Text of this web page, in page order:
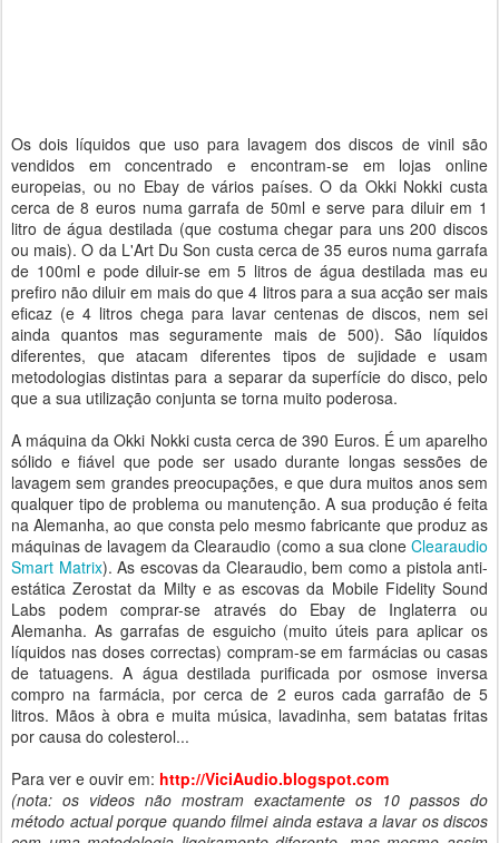
Os dois líquidos que uso para lavagem dos discos de vinil são
vendidos em concentrado e encontram-se em lojas online
europeias, ou no Ebay de vários países. O da Okki Nokki custa
cerca de 8 euros numa garrafa de 50ml e serve para diluir em 1
litro de água destilada (que costuma chegar para uns 200 discos
ou mais). O da L'Art Du Son custa cerca de 35 euros numa garrafa
de 100ml e pode diluir-se em 5 litros de água destilada mas eu
prefiro não diluir em mais do que 4 litros para a sua acção ser mais
eficaz (e 4 litros chega para lavar centenas de discos, nem sei
ainda quantos mas seguramente mais de 500). São líquidos
diferentes, que atacam diferentes tipos de sujidade e usam
metodologias distintas para a separar da superfície do disco, pelo
que a sua utilização conjunta se torna muito poderosa.
A máquina da Okki Nokki custa cerca de 390 Euros. É um aparelho
sólido e fiável que pode ser usado durante longas sessões de
lavagem sem grandes preocupações, e que dura muitos anos sem
qualquer tipo de problema ou manutenção. A sua produção é feita
na Alemanha, ao que consta pelo mesmo fabricante que produz as
máquinas de lavagem da Clearaudio (como a sua clone Clearaudio
Smart Matrix). As escovas da Clearaudio, bem como a pistola anti-
estática Zerostat da Milty e as escovas da Mobile Fidelity Sound
Labs podem comprar-se através do Ebay de Inglaterra ou
Alemanha. As garrafas de esguicho (muito úteis para aplicar os
líquidos nas doses correctas) compram-se em farmácias ou casas
de tatuagens. A água destilada purificada por osmose inversa
compro na farmácia, por cerca de 2 euros cada garrafão de 5
litros. Mãos à obra e muita música, lavadinha, sem batatas fritas
por causa do colesterol...
Para ver e ouvir em: http://ViciAudio.blogspot.com
(nota: os videos não mostram exactamente os 10 passos do
método actual porque quando filmei ainda estava a lavar os discos